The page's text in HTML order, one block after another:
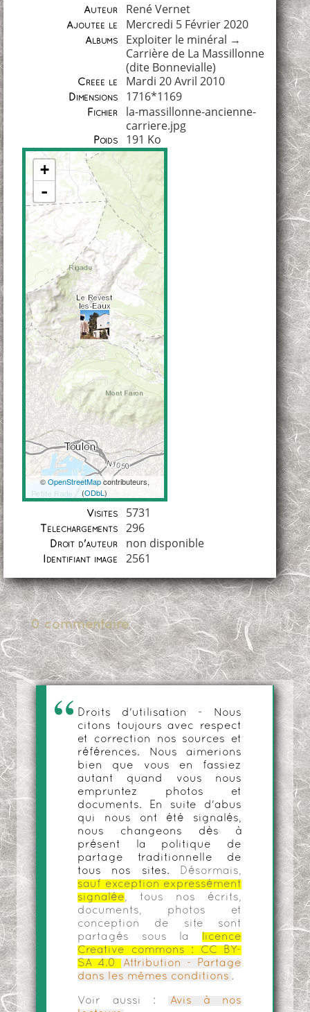
Auteur René Vernet
Ajoutée le Mercredi 5 Février 2020
Albums Exploiter le minéral →
Carrière de La Massillonne
(dite Bonnevialle)
Créée le Mardi 20 Avril 2010
Dimensions 1716*1169
Fichier
la-massillonne-ancienne-
carriere.jpg
Poids 191 Ko
Coordonnées
+
-
©OpenStreetMapcontributeurs,
(ODbL)
Visites 5731
Téléchargements 296
Droit d'auteur non disponible
Identifiant image 2561
0 commentaire
Droits d'utilisation - Nous
citons toujours avec respect
et correction nos sources et
références. Nous aimerions
bien que vous en fassiez
autant quand vous nous
empruntez photos et
documents. En suite d'abus
qui nous ont été signalés,
nous changeons dès à
présent la politique de
partage traditionnelle de
tous nos sites.
Désormais,
sauf exception expressément
signalée , tous nos écrits,
documents, photos et
conception de site sont
partagés sous la
licence
Creative commons :
CC BY-
SA 4.0
Attribution - Partage
dans les mêmes conditions .
Voir aussi :
Avis à nos